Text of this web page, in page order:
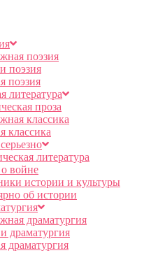
поэзия
поэзия
поэзия
литература
проза
классика
классика
литература
войне
истории и культуры
об истории
драматургия
драматургия
драматургия